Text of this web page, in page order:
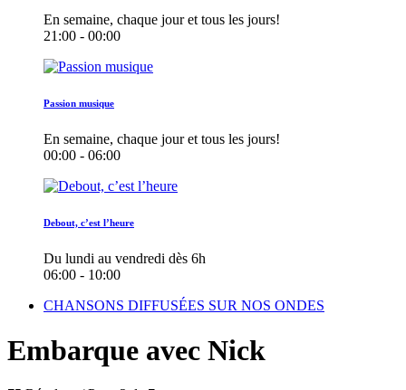
En semaine, chaque jour et tous les jours!
21:00 - 00:00
Passion musique
En semaine, chaque jour et tous les jours!
00:00 - 06:00
Debout, c’est l’heure
Du lundi au vendredi dès 6h
06:00 - 10:00
CHANSONS DIFFUSÉES SUR NOS ONDES
Embarque avec Nick